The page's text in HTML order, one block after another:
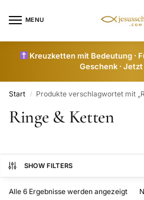
MENU
Kreuzketten mit Bedeutung ·
Geschenk ·
Start / Produkte verschlagwortet mit
Ringe & Ketten
SHOW FILTERS
Alle 6 Ergebnisse werden angezeigt